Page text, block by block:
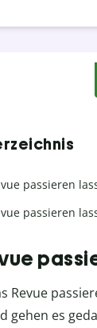
passieren
passieren
Revue
gehen es